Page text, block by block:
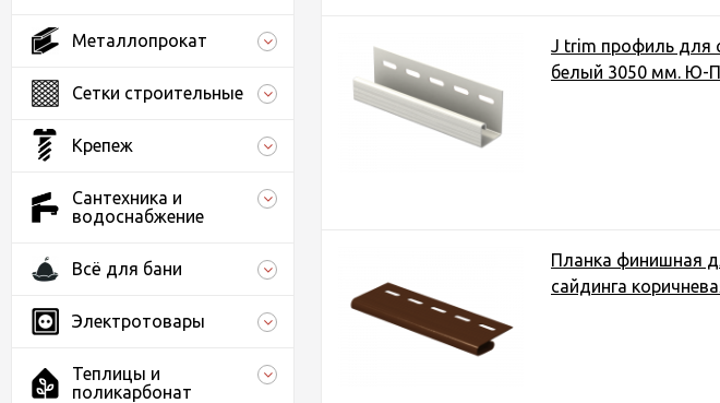
Металлопрокат
Сетки строительные
Крепеж
Сантехника и
водоснабжение
Всё для бани
Электротовары
Теплицы и
поликарбонат
J trim профиль для
белый 3050 мм. Ю-
Планка финишная
сайдинга